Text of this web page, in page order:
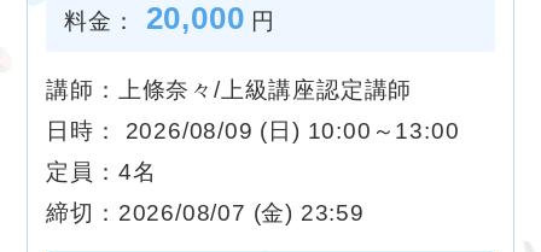
料金： 20,000 円
講師：上條奈々/上級講座認定講師
日時： 2026/08/09 (日) 10:00～13:00
定員：4名
締切：2026/08/07 (金) 23:59